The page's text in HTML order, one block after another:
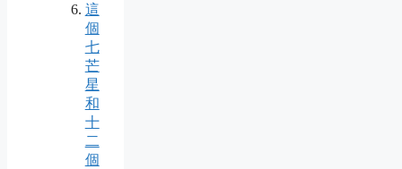
這
個
七
芒
星
和
十
二
個